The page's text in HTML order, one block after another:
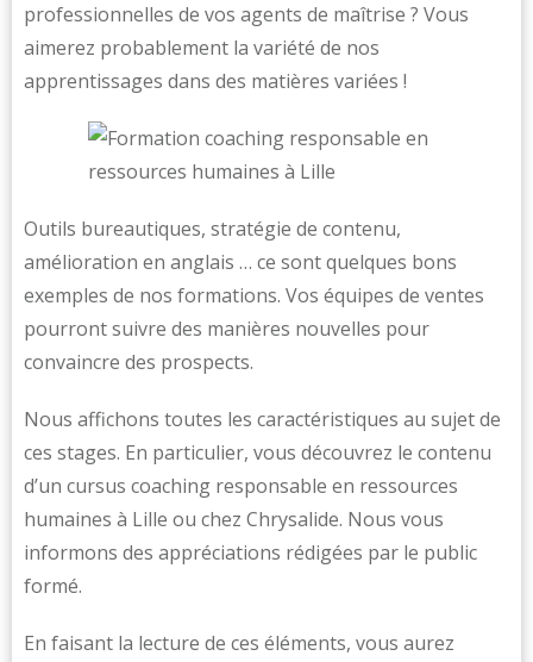
professionnelles de vos agents de maîtrise ? Vous
aimerez probablement la variété de nos
apprentissages dans des matières variées !
Outils bureautiques, stratégie de contenu,
amélioration en anglais … ce sont quelques bons
exemples de nos formations. Vos équipes de ventes
pourront suivre des manières nouvelles pour
convaincre des prospects.
Nous affichons toutes les caractéristiques au sujet de
ces stages. En particulier, vous découvrez le contenu
d’un cursus coaching responsable en ressources
humaines à Lille ou chez Chrysalide. Nous vous
informons des appréciations rédigées par le public
formé.
En faisant la lecture de ces éléments, vous aurez